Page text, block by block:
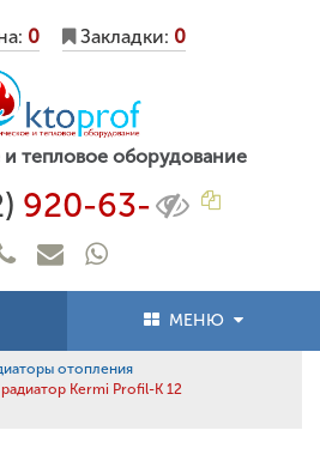
0 Закладки: 0
тепловое оборудование
920-63-
МЕНЮ
отопления
Kermi Profil-K 12